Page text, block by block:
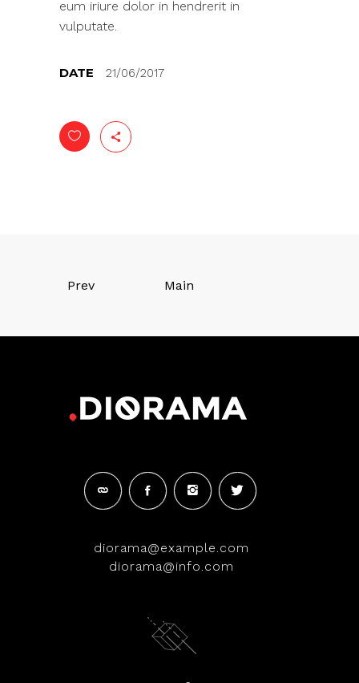
eum iriure dolor in hendrerit in
vulputate.
DATE 21/06/2017
Prev Main
diorama@example.com
diorama@info.com